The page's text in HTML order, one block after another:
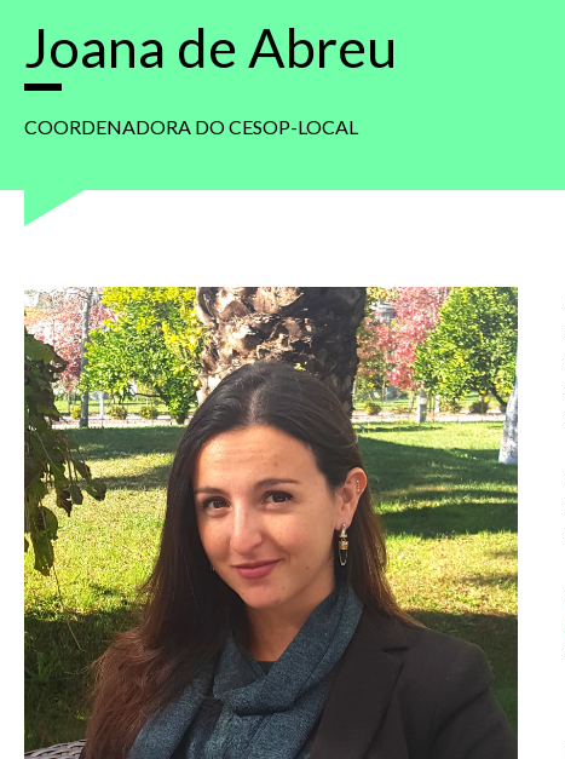
Joana de Abreu
COORDENADORA DO CESOP-LOCAL